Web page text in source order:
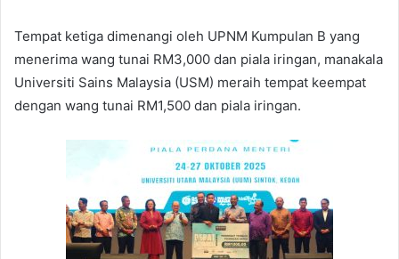
Tempat ketiga dimenangi oleh UPNM Kumpulan B yang
menerima wang tunai RM3,000 dan piala iringan, manakala
Universiti Sains Malaysia (USM) meraih tempat keempat
dengan wang tunai RM1,500 dan piala iringan.